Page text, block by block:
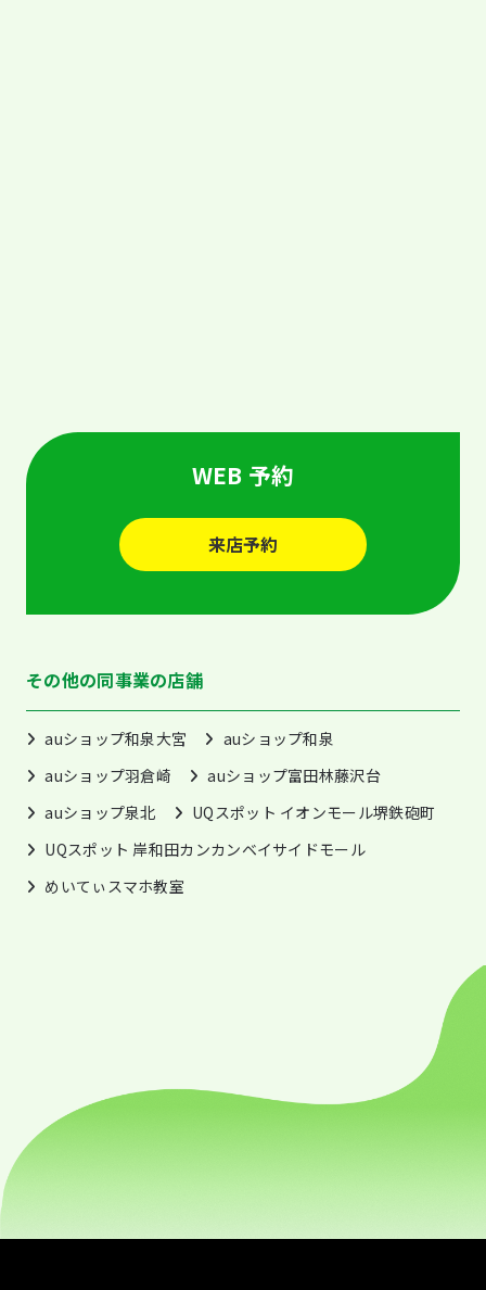
WEB 予約
来店予約
その他の同事業の店舗
auショップ和泉大宮
auショップ和泉
auショップ羽倉崎
auショップ富田林藤沢台
auショップ泉北
UQスポット イオンモール堺鉄砲町
UQスポット 岸和田カンカンベイサイドモール
めいてぃスマホ教室